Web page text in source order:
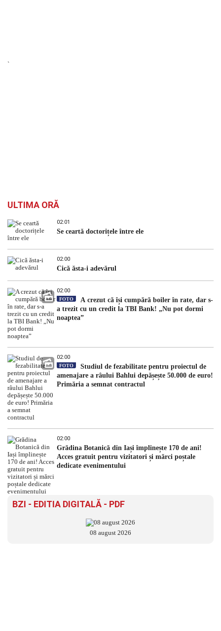
`
ULTIMA ORĂ
02:01
Se ceartă doctorițele între ele
02:00
Cică ăsta-i adevărul
02:00
FOTO
A crezut că își cumpără boiler în rate, dar s-
a trezit cu un credit la TBI Bank! „Nu pot dormi
noaptea”
02:00
FOTO
Studiul de fezabilitate pentru proiectul de
amenajare a râului Bahlui depășește 50.000 de euro!
Primăria a semnat contractul
02:00
Grădina Botanică din Iași împlinește 170 de ani!
Acces gratuit pentru vizitatori și mărci poștale
dedicate evenimentului
BZI - EDITIA DIGITALĂ - PDF
08 august 2026